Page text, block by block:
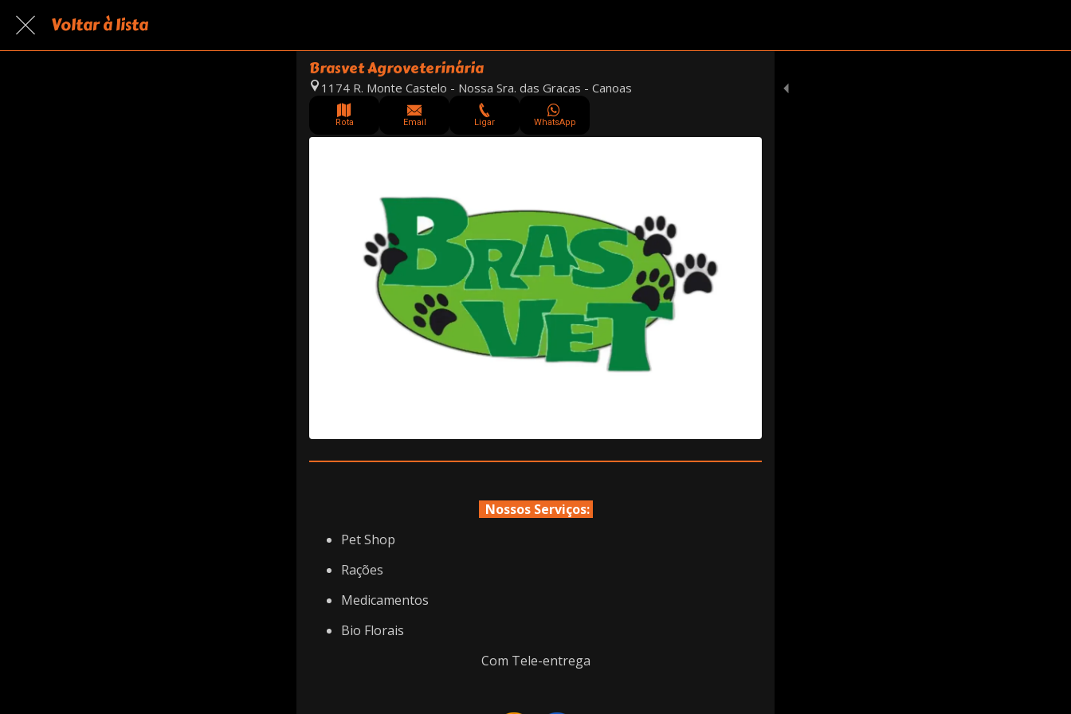
Voltar à lista
Brasvet Agroveterinária
1174 R. Monte Castelo - Nossa Sra. das Gracas - Canoas
Rota Email Ligar WhatsApp
Nossos Serviços:
Pet Shop
Rações
Medicamentos
Bio Florais
Com Tele-entrega